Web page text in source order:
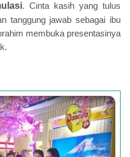
. Cinta kasih yang tulus
tanggung jawab sebagai ibu
membuka presentasinya